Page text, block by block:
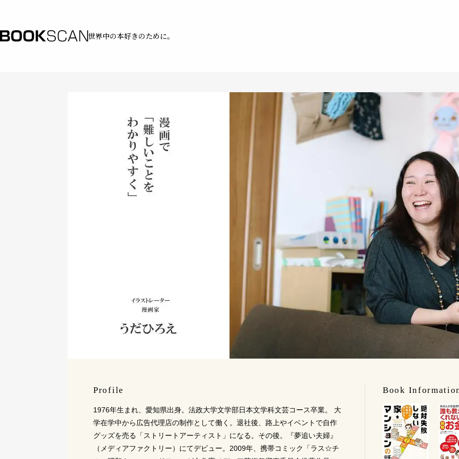
世界中の本好きのために。
Profile
1976年生まれ、愛知県出身。法政大学文学部日本文学科文芸コース卒業。 大
学在学中から広告代理店の制作として働く。退社後、路上やイベントで自作
グッズを売る「ストリートアーティスト」になる。その後。『夢追い夫婦』
（メディアファクトリー）にてデビュー。2009年、携帯コミック「ラス☆チ
Book